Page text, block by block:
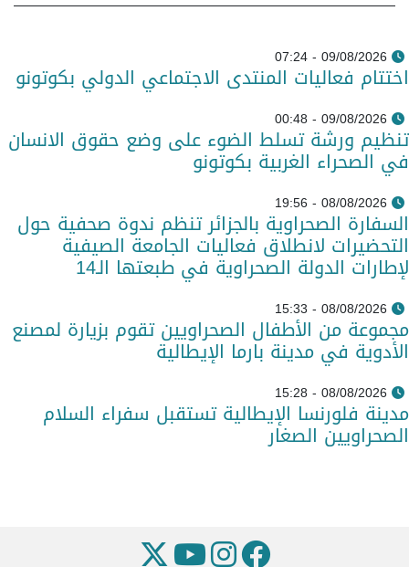
09/08/2026 - 07:24
اختتام فعاليات المنتدى الاجتماعي الدولي بكوتونو
09/08/2026 - 00:48
تنظيم ورشة تسلط الضوء على وضع حقوق الانسان
في الصحراء الغربية بكوتونو
08/08/2026 - 19:56
السفارة الصحراوية بالجزائر تنظم ندوة صحفية حول
التحضيرات لانطلاق فعاليات الجامعة الصيفية
لإطارات الدولة الصحراوية في طبعتها الـ14
08/08/2026 - 15:33
مجموعة من الأطفال الصحراويين تقوم بزيارة لمصنع
الأدوية في مدينة بارما الإيطالية
08/08/2026 - 15:28
مدينة فلورنسا الإيطالية تستقبل سفراء السلام
الصحراويين الصغار